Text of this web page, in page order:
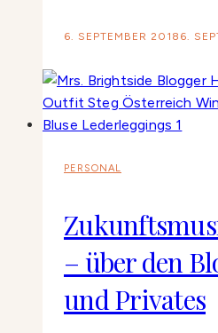
6. SEPTEMBER 2018 6.
PERSONAL
– über den
und Privates